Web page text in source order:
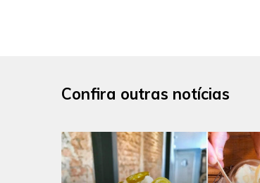
Confira outras notícias